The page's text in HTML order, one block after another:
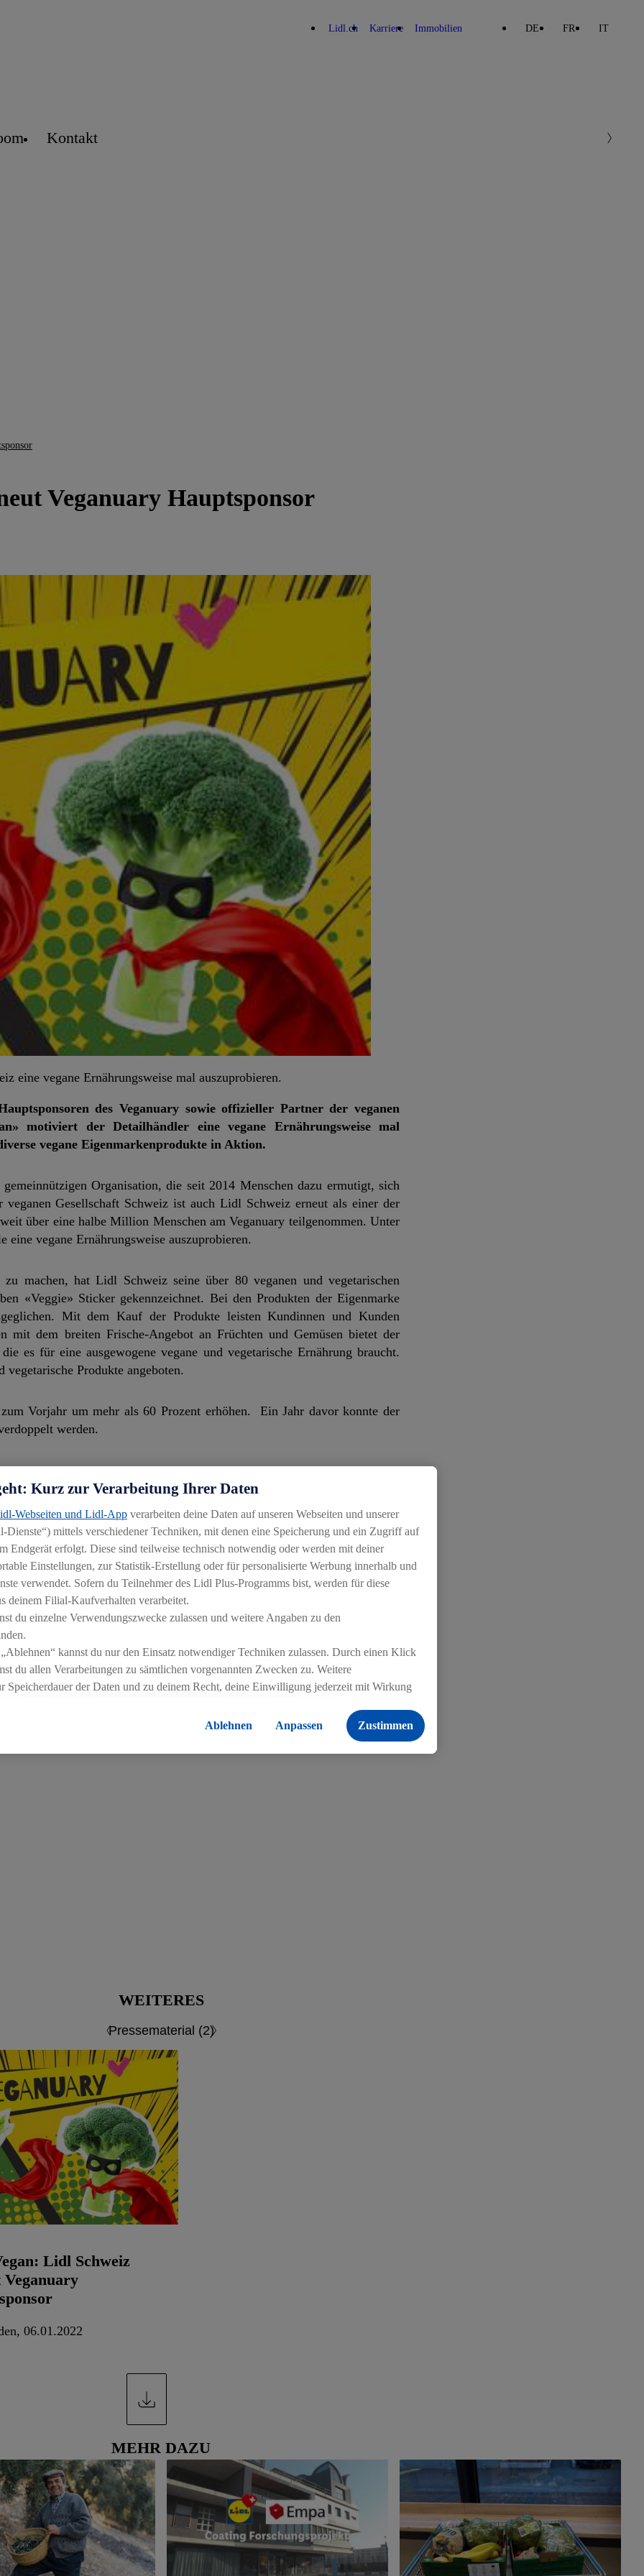
Lidl.ch Karriere Immobilien DE FR IT
Kontakt
Veganuary Hauptsponsor
eine vegane Ernährungsweise mal auszuprobieren.
des Veganuary sowie offizieller Partner der veganen
motiviert der Detailhändler eine vegane Ernährungsweise mal
vegane Eigenmarkenprodukte in Aktion.
Organisation, die seit 2014 Menschen dazu ermutigt, sich
Gesellschaft Schweiz ist auch Lidl Schweiz erneut als einer der
über eine halbe Million Menschen am Veganuary teilgenommen. Unter
vegane Ernährungsweise auszuprobieren.
machen, hat Lidl Schweiz seine über 80 veganen und vegetarischen
«Veggie» Sticker gekennzeichnet. Bei den Produkten der Eigenmarke
Mit dem Kauf der Produkte leisten Kundinnen und Kunden
mit dem breiten Frische-Angebot an Früchten und Gemüsen bietet der
es für eine ausgewogene vegane und vegetarische Ernährung braucht.
vegetarische Produkte angeboten.
Vorjahr um mehr als 60 Prozent erhöhen. Ein Jahr davor konnte der
werden.
ausgezeichnet, die bei der Nachhaltigkeit ihrer Produkte die Nase vorn
Produkten sorgen. Die Vemondo-Produktlinie von Lidl gewinnt dabei
Award".
die mit dem "V-Label" das führende Markenzeichen für vegane
Swissveg Lizenzgeber des V-Labels.
WEITERES
Pressematerial (2)
Lidl Schweiz
Veganuary
06.01.2022
MEHR DAZU
Kurz zur Verarbeitung Ihrer Daten
Webseiten und Lidl-App verarbeiten deine Daten auf unseren Webseiten und unserer
Dienste“) mittels verschiedener Techniken, mit denen eine Speicherung und ein Zugriff auf
Endgerät erfolgt. Diese sind teilweise technisch notwendig oder werden mit deiner
Einstellungen, zur Statistik-Erstellung oder für personalisierte Werbung innerhalb und
verwendet. Sofern du Teilnehmer des Lidl Plus-Programms bist, werden für diese
deinem Filial-Kaufverhalten verarbeitet.
du einzelne Verwendungszwecke zulassen und weitere Angaben zu den
kannst du nur den Einsatz notwendiger Techniken zulassen. Durch einen Klick
du allen Verarbeitungen zu sämtlichen vorgenannten Zwecken zu. Weitere
Speicherdauer der Daten und zu deinem Recht, deine Einwilligung jederzeit mit Wirkung
Ablehnen
Anpassen Zustimmen